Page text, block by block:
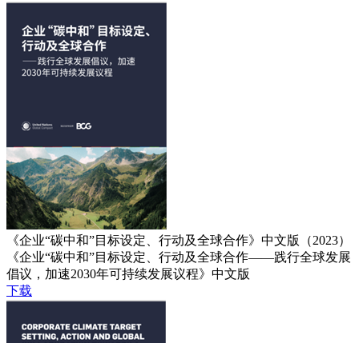
《企业“碳中和”目标设定、行动及全球合作》中文版（2023）
《企业“碳中和”目标设定、行动及全球合作——践行全球发展
倡议，加速2030年可持续发展议程》中文版
下载